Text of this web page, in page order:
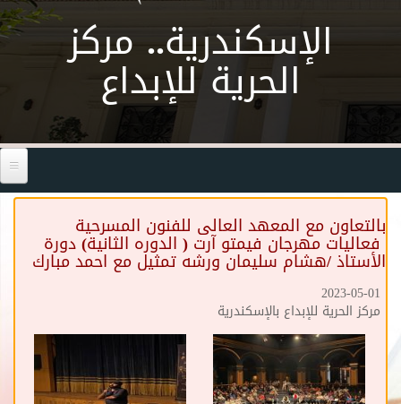
الإسكندرية.. مركز
الحرية للإبداع
بالتعاون مع المعهد العالى للفنون المسرحية
فعاليات مهرجان فيمتو آرت ( الدوره الثانية) دورة
الأستاذ /هشام سليمان ورشه تمثيل مع احمد مبارك
2023-05-01
مركز الحرية للإبداع بالإسكندرية